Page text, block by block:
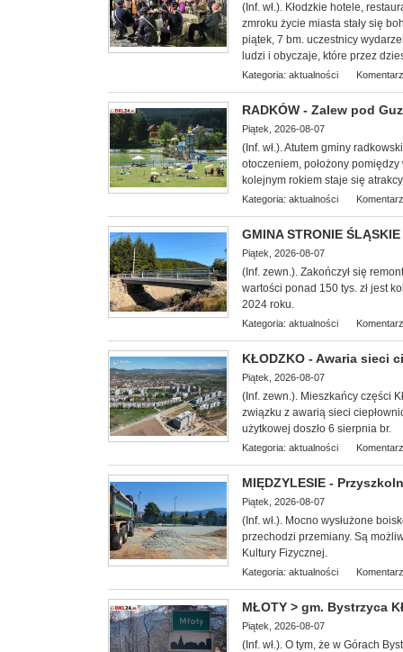
(Inf. wł.). Kłodzkie hotele,
zmroku życie miasta stały się
piątek, 7 bm. uczestnicy
ludzi i obyczaje, które przez
Kategoria: aktualności
RADKÓW - Zalew pod
Piątek, 2026-08-07
(Inf. wł.). Atutem gminy
otoczeniem, położony
kolejnym rokiem staje się
Kategoria: aktualności
GMINA STRONIE
Piątek, 2026-08-07
(Inf. zewn.). Zakończył się
wartości ponad 150 tys. zł jest
2024 roku.
Kategoria: aktualności
KŁODZKO - Awaria sieci
Piątek, 2026-08-07
(Inf. zewn.). Mieszkańcy części
związku z awarią sieci
użytkowej doszło 6 sierpnia br.
Kategoria: aktualności
MIĘDZYLESIE -
Piątek, 2026-08-07
(Inf. wł.). Mocno wysłużone
przechodzi przemiany. Są
Kultury Fizycznej.
Kategoria: aktualności
MŁOTY > gm. Bystrzyca
Piątek, 2026-08-07
(Inf. wł.). O tym, że w Górach